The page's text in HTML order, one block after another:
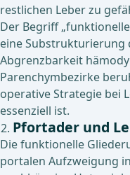
restlichen Leber zu
Der Begriff
eine Substrukturierung
Abgrenzbarkeit
Parenchymbezirke
operative Strategie bei
essenziell ist.
Pfortader und
Die funktionelle
portalen Aufzweigung